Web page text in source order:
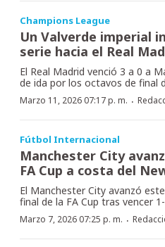
Champions League
Un Valverde imperial
serie hacia el Real
El Real Madrid venció 3 a 0 a
de ida por los octavos de final
Marzo 11, 2026 07:17 p. m. ·
Fútbol Internacional
Manchester City
FA Cup a costa del
El Manchester City avanzó
final de la FA Cup tras vencer
Marzo 7, 2026 07:25 p. m. ·